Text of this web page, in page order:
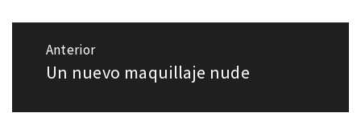
Navegación
Anterior
Entrada
Un nuevo maquillaje nude